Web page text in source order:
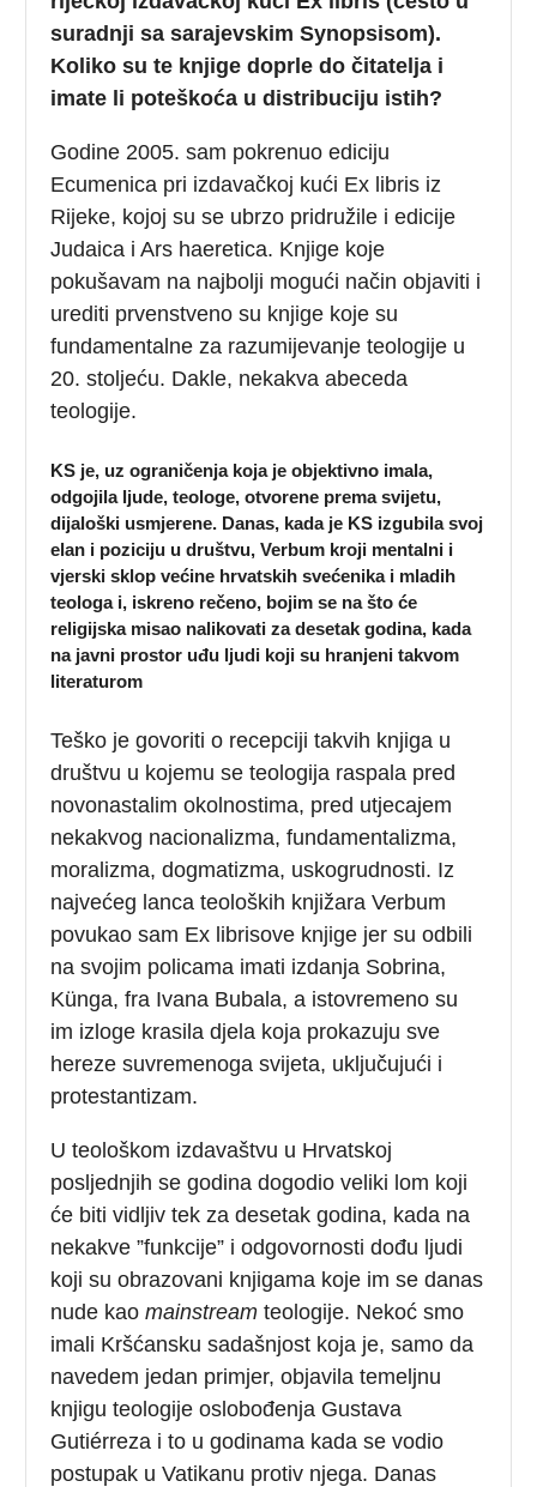
suradnji sa sarajevskim Synopsisom).
Koliko su te knjige doprle do čitatelja i
imate li poteškoća u distribuciju istih?
Godine 2005. sam pokrenuo ediciju
Ecumenica pri izdavačkoj kući Ex libris iz
Rijeke, kojoj su se ubrzo pridružile i edicije
Judaica i Ars haeretica. Knjige koje
pokušavam na najbolji mogući način objaviti i
urediti prvenstveno su knjige koje su
fundamentalne za razumijevanje teologije u
20. stoljeću. Dakle, nekakva abeceda
teologije.
KS je, uz ograničenja koja je objektivno imala,
odgojila ljude, teologe, otvorene prema svijetu,
dijaloški usmjerene. Danas, kada je KS izgubila svoj
elan i poziciju u društvu, Verbum kroji mentalni i
vjerski sklop većine hrvatskih svećenika i mladih
teologa i, iskreno rečeno, bojim se na što će
religijska misao nalikovati za desetak godina, kada
na javni prostor uđu ljudi koji su hranjeni takvom
literaturom
Teško je govoriti o recepciji takvih knjiga u
društvu u kojemu se teologija raspala pred
novonastalim okolnostima, pred utjecajem
nekakvog nacionalizma, fundamentalizma,
moralizma, dogmatizma, uskogrudnosti. Iz
najvećeg lanca teoloških knjižara Verbum
povukao sam Ex librisove knjige jer su odbili
na svojim policama imati izdanja Sobrina,
Künga, fra Ivana Bubala, a istovremeno su
im izloge krasila djela koja prokazuju sve
hereze suvremenoga svijeta, uključujući i
protestantizam.
U teološkom izdavaštvu u Hrvatskoj
posljednjih se godina dogodio veliki lom koji
će biti vidljiv tek za desetak godina, kada na
nekakve ”funkcije” i odgovornosti dođu ljudi
koji su obrazovani knjigama koje im se danas
nude kaomainstream teologije. Nekoć smo
imali Kršćansku sadašnjost koja je, samo da
navedem jedan primjer, objavila temeljnu
knjigu teologije oslobođenja Gustava
Gutiérreza i to u godinama kada se vodio
postupak u Vatikanu protiv njega. Danas